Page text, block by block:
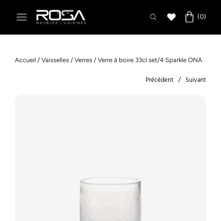
Accueil / Vaisselles / Verres / Verre à boire 33cl set/4 Sparkle ONA
Précédent Suivant